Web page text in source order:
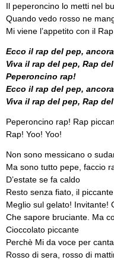
Il peperoncino lo metti nel
Quando vedo rosso ne
Mi viene l’appetito con il
Ecco il rap del pep,
Viva il rap del pep, Rap
Peperoncino rap!
Ecco il rap del pep,
Viva il rap del pep, Rap
Peperoncino rap! Rap
Rap! Yoo! Yoo!
Non sono messicano o
Ma sono tutto pepe, faccio
D’estate se fa caldo
Resto senza fiato, il piccante
Meglio sul gelato! Invitante!
Che sapore bruciante. Ma
Cioccolato piccante
Perchè Mi da voce per
Rosso di sera, rosso di